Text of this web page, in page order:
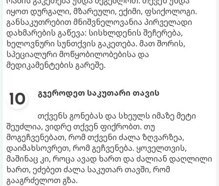
იყოთ დურგალი, მზარეული, ექიმი, ფსიქოლოგი.
განსაკუთრებით მნიშვნელოვანია პირველადი
დახმარების გაწევა: სისხლდენის შეჩერება,
ხელოვნური სუნთქვის გაკეთება. მათ შორის,
სპეციალური მოწყობილობებისა და
მედიკამენტების გარეშე.
გჯეროდეთ საკუთარი თავის
თქვენს გონებას და სხეულს იმაზე მეტი
შეუძლია, ვიდრე თქვენ ფიქრობთ. თუ
მოგეჩვენებათ, რომ თქვენი ძალა ზღვარზეა,
დაიმახსოვრეთ, რომ გეჩვენება. ყოველთვის,
მაშინაც კი, როცა ავად ხართ და ძალიან დაღლილი
ხართ, ეძებეთ ძალა საკუთარ თავში, რომ
გააგრძელოთ გზა.